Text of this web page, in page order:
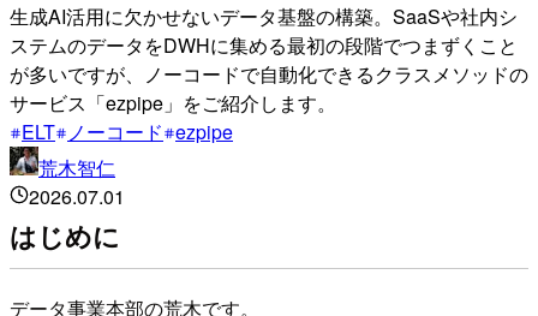
生成AI活用に欠かせないデータ基盤の構築。SaaSや社内シ
ステムのデータをDWHに集める最初の段階でつまずくこと
が多いですが、ノーコードで自動化できるクラスメソッドの
サービス「ezpipe」をご紹介します。
ELT
ノーコード ezpipe
荒木智仁
2026.07.01
はじめに
データ事業本部の荒木です。